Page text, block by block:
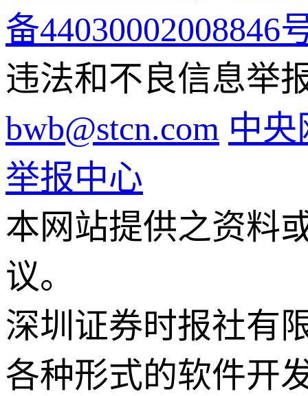
备44030002008846
违法和不良信息举
bwb@stcn.com 中
举报中心
本网站提供之资料
议。
深圳证券时报社有
各种形式的软件开